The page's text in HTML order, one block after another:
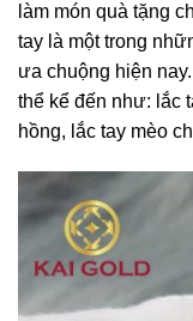
làm món quà tặng
tay là một trong
ưa chuộng hiện
thể kể đến như: lắc
hồng, lắc tay mèo